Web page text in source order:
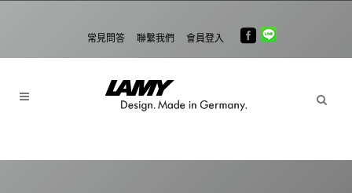
常見問答 聯繫我們 會員登入